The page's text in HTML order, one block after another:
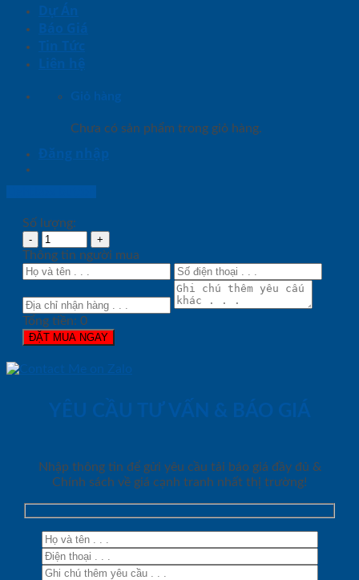
Dự Án
Báo Giá
Tin Tức
Liên hệ
Giỏ hàng
Chưa có sản phẩm trong giỏ hàng.
Đăng nhập
Số lượng:
Thông tin người mua
Tổng tiền: 0
ĐẶT MUA NGAY
YÊU CẦU TƯ VẤN & BÁO GIÁ
Nhập thông tin để gửi yêu cầu tải báo giá đầy đủ &
Chính sách về giá cạnh tranh nhất thị trường!